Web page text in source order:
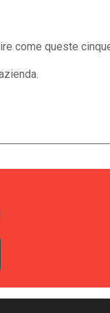
come queste